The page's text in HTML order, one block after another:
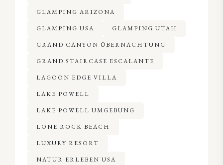
GLAMPING ARIZONA
GLAMPING USA GLAMPING UTAH
GRAND CANYON ÜBERNACHTUNG
GRAND STAIRCASE ESCALANTE
LAGOON EDGE VILLA
LAKE POWELL
LAKE POWELL UMGEBUNG
LONE ROCK BEACH
LUXURY RESORT
NATUR ERLEBEN USA